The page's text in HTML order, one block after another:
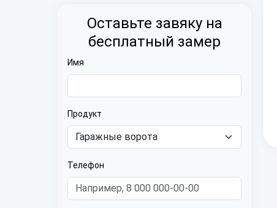
Оставьте завяку на
бесплатный замер
Имя
Продукт
Телефон